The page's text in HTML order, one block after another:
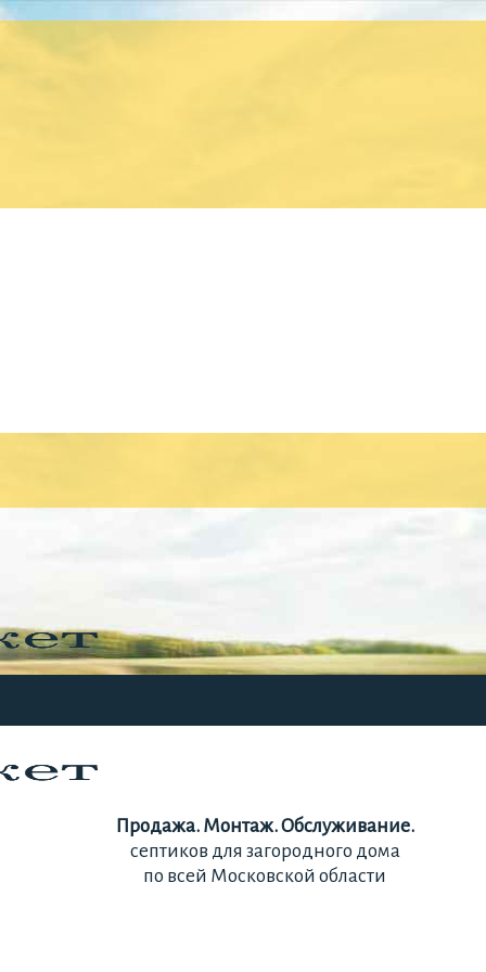
Продажа. Монтаж. Обслуживание.
септиков для загородного дома
по всей Московской области